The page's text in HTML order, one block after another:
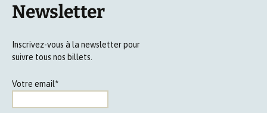
Newsletter
Inscrivez-vous à la newsletter pour
suivre tous nos billets.
Votre email*